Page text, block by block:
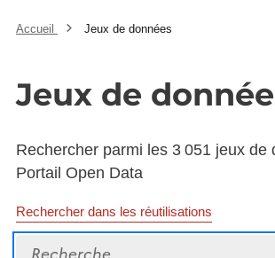
Accueil Jeux de données
Jeux de
Rechercher parmi les 3 051 jeux de
Portail Open Data
Rechercher dans les réutilisations
Recherche